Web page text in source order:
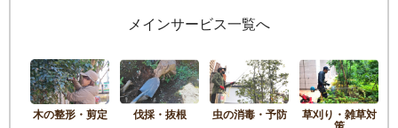
メインサービス一覧へ
木の整形・剪定 伐採・抜根 虫の消毒・予防 草刈り・雑草対